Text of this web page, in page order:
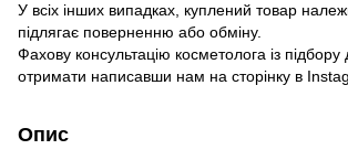
У всіх інших випадках, куплений товар
підлягає поверненню або обміну.
Фахову консультацію косметолога із
отримати написавши нам на сторінку в
Опис